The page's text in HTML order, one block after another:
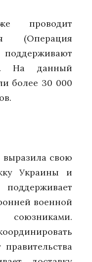
проводит
(Операция
На данный
более 30 000
выразила свою
Украины и
военной